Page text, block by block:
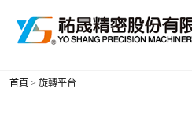
首頁 >旋轉平台